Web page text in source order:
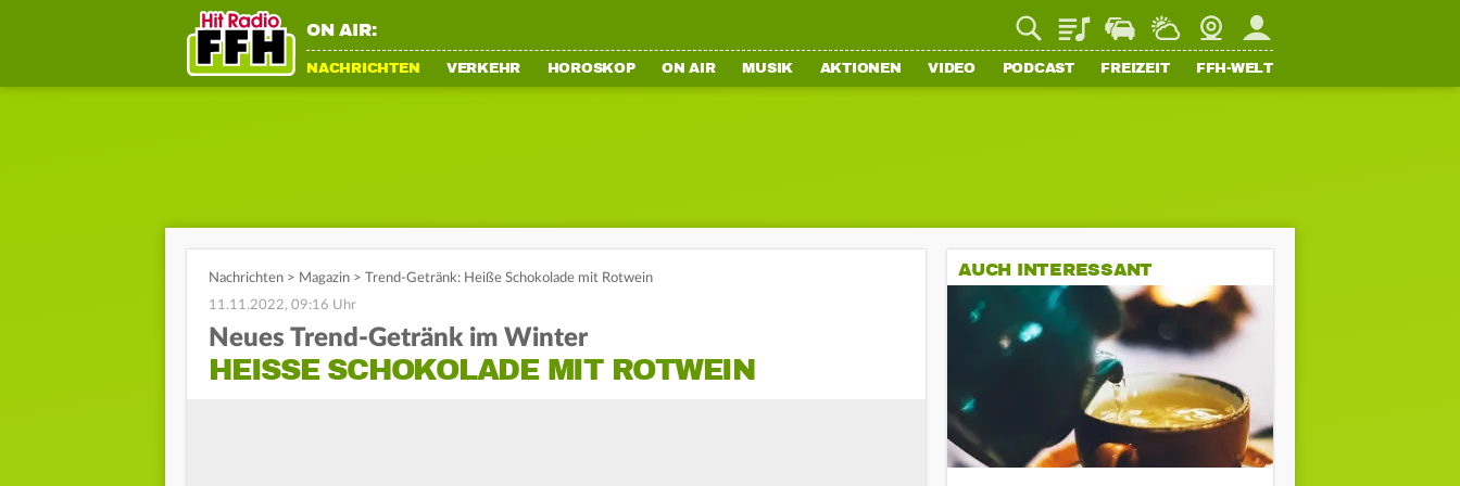
ON AIR: PlaylistStaupilotWetterWebcamMein FFH
NACHRICHTEN VERKEHR HOROSKOP ON AIR MUSIK AKTIONEN VIDEO PODCAST FREIZEIT FFH-WELT
Nachrichten > Magazin > Trend-Getränk: Heiße Schokolade mit Rotwein
11.11.2022, 09:16 Uhr
Neues Trend-Getränk im Winter
HEISSE SCHOKOLADE MIT ROTWEIN
AUCH INTERESSANT